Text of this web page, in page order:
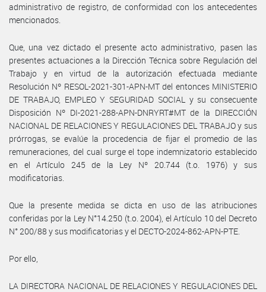
administrativo de registro, de conformidad con los antecedentes
mencionados.
Que, una vez dictado el presente acto administrativo, pasen las
presentes actuaciones a la Dirección Técnica sobre Regulación del
Trabajo y en virtud de la autorización efectuada mediante
Resolución Nº RESOL-2021-301-APN-MT del entonces MINISTERIO
DE TRABAJO, EMPLEO Y SEGURIDAD SOCIAL y su consecuente
Disposición Nº DI-2021-288-APN-DNRYRT#MT de la DIRECCIÓN
NACIONAL DE RELACIONES Y REGULACIONES DEL TRABAJO y sus
prórrogas, se evalúe la procedencia de fijar el promedio de las
remuneraciones, del cual surge el tope indemnizatorio establecido
en el Artículo 245 de la Ley Nº 20.744 (t.o. 1976) y sus
modificatorias.
Que la presente medida se dicta en uso de las atribuciones
conferidas por la Ley N°14.250 (t.o. 2004), el Artículo 10 del Decreto
N° 200/88 y sus modificatorias y el DECTO-2024-862-APN-PTE.
Por ello,
LA DIRECTORA NACIONAL DE RELACIONES Y REGULACIONES DEL